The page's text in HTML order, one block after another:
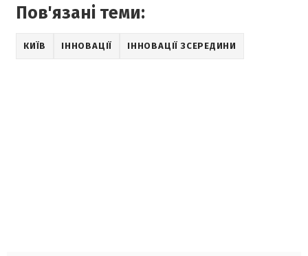
Пов'язані теми:
КИЇВ ІННОВАЦІЇ ІННОВАЦІЇ ЗСЕРЕДИНИ